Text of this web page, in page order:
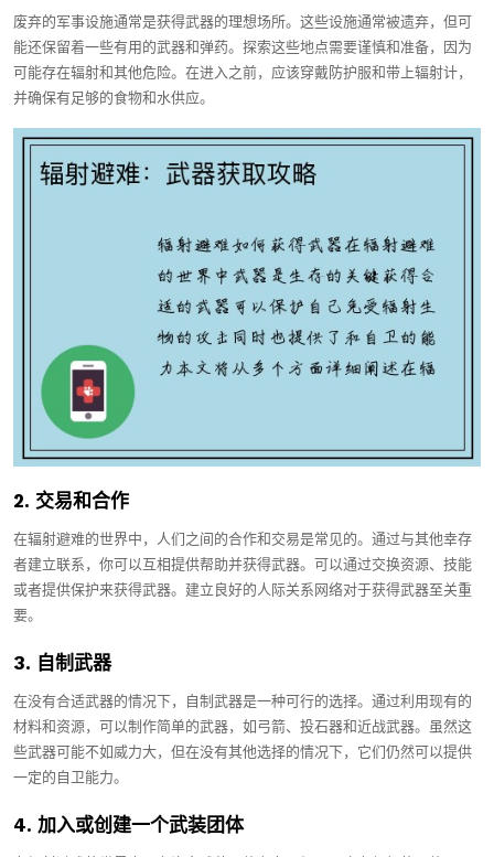
废弃的军事设施通常是获得武器的理想场所。这些设施通常被遗弃，但可
能还保留着一些有用的武器和弹药。探索这些地点需要谨慎和准备，因为
可能存在辐射和其他危险。在进入之前，应该穿戴防护服和带上辐射计，
并确保有足够的食物和水供应。
2. 交易和合作
在辐射避难的世界中，人们之间的合作和交易是常见的。通过与其他幸存
者建立联系，你可以互相提供帮助并获得武器。可以通过交换资源、技能
或者提供保护来获得武器。建立良好的人际关系网络对于获得武器至关重
要。
3. 自制武器
在没有合适武器的情况下，自制武器是一种可行的选择。通过利用现有的
材料和资源，可以制作简单的武器，如弓箭、投石器和近战武器。虽然这
些武器可能不如威力大，但在没有其他选择的情况下，它们仍然可以提供
一定的自卫能力。
4. 加入或创建一个武装团体